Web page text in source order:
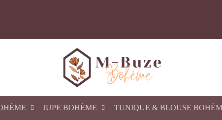
JUPE BOHÈME TUNIQUE & BLOUSE